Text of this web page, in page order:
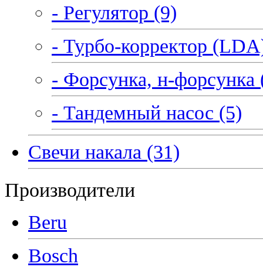
- Регулятор (9)
- Турбо-корректор
- Форсунка, н-форсунка
- Тандемный насос (5)
Свечи накала (31)
Производители
Beru
Bosch